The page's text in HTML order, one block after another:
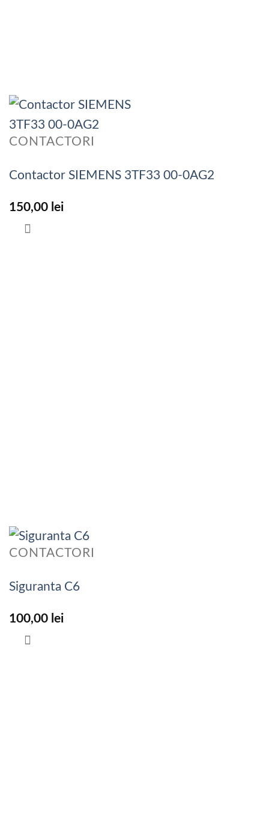
CONTACTORI
Contactor SIEMENS 3TF33 00-0AG2
150,00 lei
CONTACTORI
Siguranta C6
100,00 lei